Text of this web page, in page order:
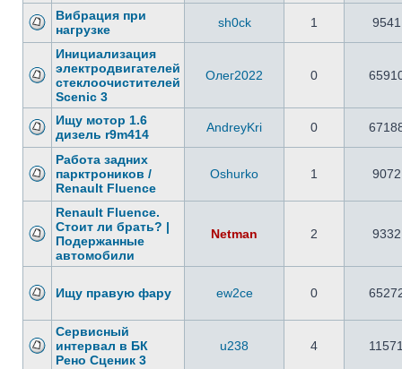
Вибрация при
нагрузке
sh0ck 1 9541
Инициализация
электродвигателей
стеклоочистителей
Scenic 3
Олег2022 0
Ищу мотор 1.6
дизель r9m414
AndreyKri 0
Работа задних
парктроников /
Renault Fluence
Oshurko 1 9072
Renault Fluence.
Стоит ли брать? |
Подержанные
автомобили
Netman 2 9332
Ищу правую фару ew2ce 0
Сервисный
интервал в БК
Рено Сценик 3
u238 4